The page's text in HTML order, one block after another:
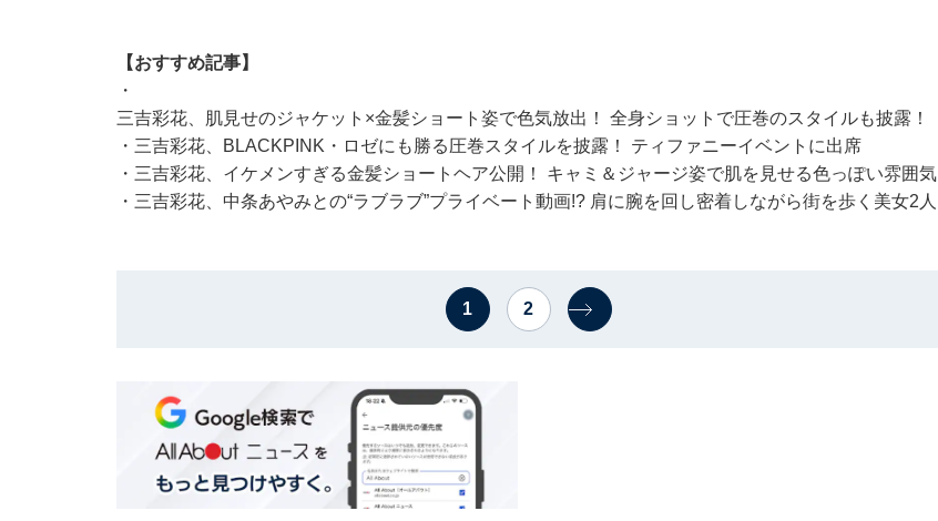
【おすすめ記事】
・
三吉彩花、肌見せのジャケット×金髪ショート姿で色気放出！ 全身ショットで圧巻のスタイルも披露！
・ 三吉彩花、BLACKPINK・ロゼにも勝る圧巻スタイルを披露！ ティファニーイベントに出席
・ 三吉彩花、イケメンすぎる金髪ショートヘア公開！ キャミ＆ジャージ姿で肌を見せる色っぽい雰囲気
・ 三吉彩花、中条あやみとの“ラブラブ”プライベート動画!? 肩に腕を回し密着しながら街を歩く美女2人
1 2